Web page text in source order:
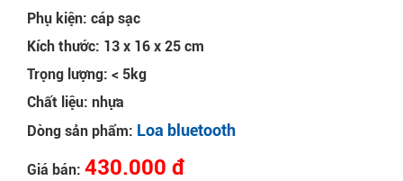
Phụ kiện: cáp sạc
Kích thước: 13 x 16 x 25 cm
Trọng lượng: < 5kg
Chất liệu: nhựa
Dòng sản phẩm: Loa bluetooth
Giá bán: 430.000 đ